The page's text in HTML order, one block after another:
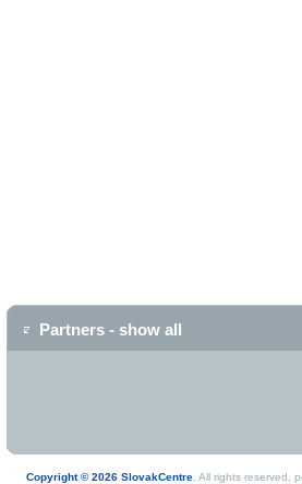
Partners - show all
Copyright © 2026 SlovakCentre. All rights reserved,